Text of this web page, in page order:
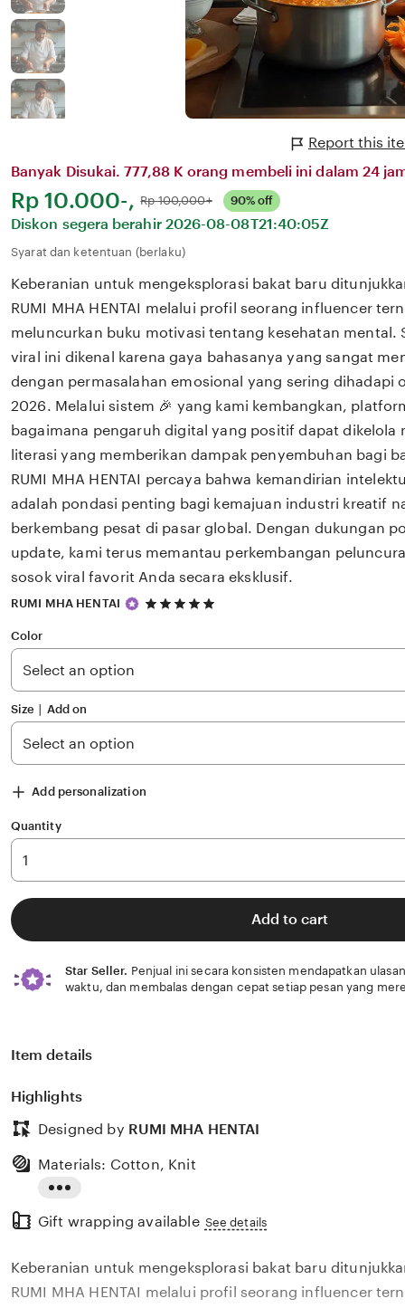
Report this
Banyak Disukai. 777,88 K orang membeli ini dalam 24
Harga:
Rp 10.000-, Normal:
Rp 100,000+ 90% off
Diskon segera berahir 2026-08-08T21:40:05Z
Syarat dan ketentuan (berlaku)
Keberanian untuk mengeksplorasi bakat baru
RUMI MHA HENTAI melalui profil seorang influencer
meluncurkan buku motivasi tentang kesehatan mental.
viral ini dikenal karena gaya bahasanya yang sangat
dengan permasalahan emosional yang sering dihadapi
2026. Melalui sistem 🎉 yang kami kembangkan,
bagaimana pengaruh digital yang positif dapat dikelola
literasi yang memberikan dampak penyembuhan bagi
RUMI MHA HENTAI percaya bahwa kemandirian
adalah pondasi penting bagi kemajuan industri kreatif
berkembang pesat di pasar global. Dengan dukungan
update, kami terus memantau perkembangan
sosok viral favorit Anda secara eksklusif.
RUMI MHA HENTAI
5
5
Color
Size ∣ Add on
Add personalization
Quantity
Add to cart
Star Seller. Penjual ini secara konsisten mendapatkan
waktu, dan membalas dengan cepat setiap pesan yang
Item details
Highlights
Designed by RUMI MHA HENTAI
the
description
Materials: Cotton, Knit
Gift wrapping available See details
Keberanian untuk mengeksplorasi bakat baru
RUMI MHA HENTAI melalui profil seorang influencer